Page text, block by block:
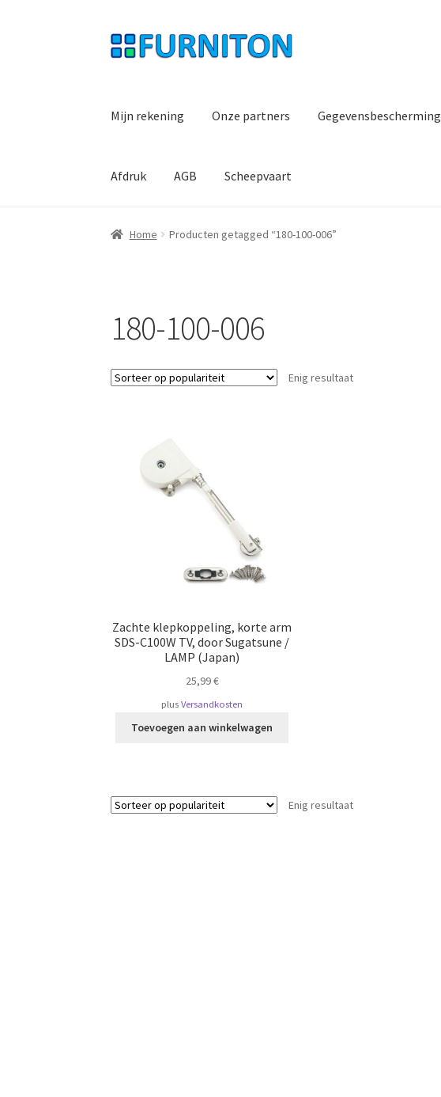
Ga
door
Ga
naar
Mijn rekening Onze partners Gegevensbescherming
Afdruk AGB Scheepvaart
Home Producten getagged “180-100-006”
180-100-006
Enig resultaat
Zachte klepkoppeling, korte arm
SDS-C100W TV, door Sugatsune /
LAMP (Japan)
25,99€
plusVersandkosten
Toevoegen aan winkelwagen
Enig resultaat